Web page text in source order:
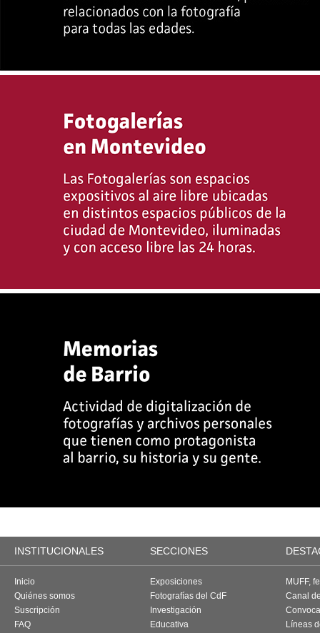
INSTITUCIONALES SECCIONES
Inicio
Quiénes somos
Suscripción
FAQ
Exposiciones
Fotografías del CdF
Investigación
Educativa
MUFF,
Canal
Líneas